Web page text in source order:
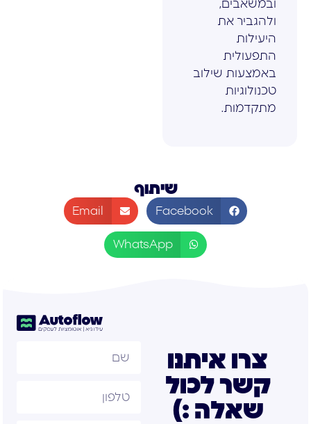
ובמשאבים,
ולהגביר את
היעילות
התפעולית
באמצעות שילוב
טכנולוגיות
מתקדמות.
שיתוף
Facebook
Email
WhatsApp
צרו איתנו
קשר לכול
שאלה :)